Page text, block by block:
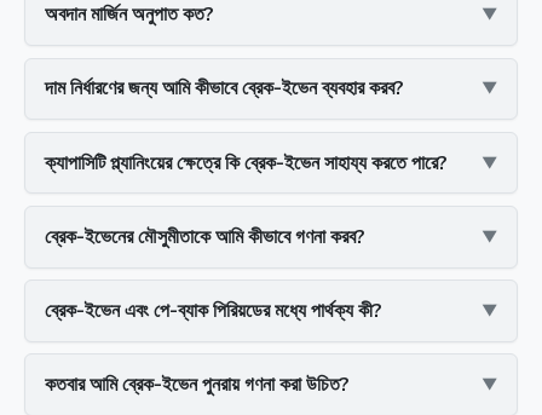
অবদান মার্জিন অনুপাত কত?
দাম নির্ধারণের জন্য আমি কীভাবে ব্রেক-ইভেন ব্যবহার করব?
ক্যাপাসিটি প্ল্যানিংয়ের ক্ষেত্রে কি ব্রেক-ইভেন সাহায্য করতে পারে?
ব্রেক-ইভেনের মৌসুমীতাকে আমি কীভাবে গণনা করব?
ব্রেক-ইভেন এবং পে-ব্যাক পিরিয়ডের মধ্যে পার্থক্য কী?
কতবার আমি ব্রেক-ইভেন পুনরায় গণনা করা উচিত?